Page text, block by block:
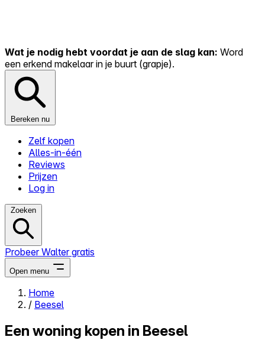
Wat je nodig hebt voordat je aan de slag kan: Word
een erkend makelaar in je buurt (grapje).
Bereken nu
Zelf kopen
Alles-in-één
Reviews
Prijzen
Log in
Zoeken
Probeer Walter gratis
Open menu
Close menu
Home
/ Beesel
Een woning kopen in Beesel